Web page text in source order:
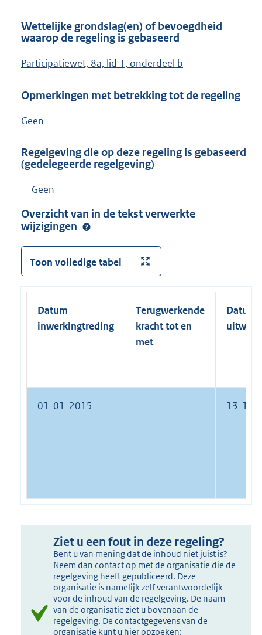
Wettelijke grondslag(en) of bevoegdheid
waarop de regeling is gebaseerd
Participatiewet, 8a, lid 1, onderdeel b
Opmerkingen met betrekking tot de regeling
Geen
Regelgeving die op deze regeling is gebaseerd
(gedelegeerde regelgeving)
Geen
Overzicht van in de tekst verwerkte
wijzigingen
Toon volledige tabel
Datum
inwerkingtreding
Terugwerkende
kracht tot en
met
Datum
01-01-2015 13-10-
Ziet u een fout in deze regeling?
Bent u van mening dat de inhoud niet juist is?
Neem dan contact op met de organisatie die de
regelgeving heeft gepubliceerd. Deze
organisatie is namelijk zelf verantwoordelijk
voor de inhoud van de regelgeving. De naam
van de organisatie ziet u bovenaan de
regelgeving. De contactgegevens van de
organisatie kunt u hier opzoeken: